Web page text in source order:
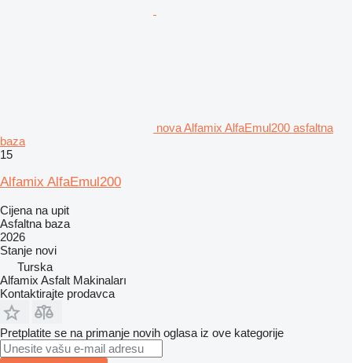
nova Alfamix AlfaEmul200 asfaltna
baza
15
Alfamix AlfaEmul200
Cijena na upit
Asfaltna baza
2026
Stanje novi
Turska
Alfamix Asfalt Makinaları
Kontaktirajte prodavca
Pretplatite se na primanje novih oglasa iz ove kategorije